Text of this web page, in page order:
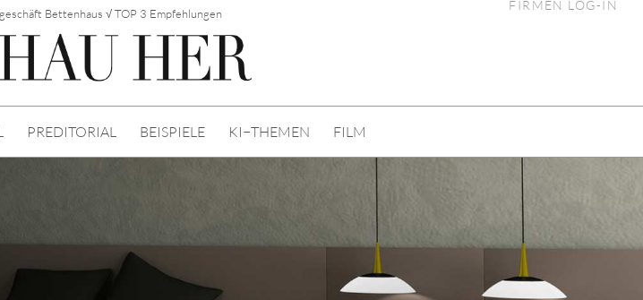
Bettenhaus √ TOP 3 Empfehlungen
FIRMEN LOG-IN
PREDITORIAL BEISPIELE KI−THEMEN FILM